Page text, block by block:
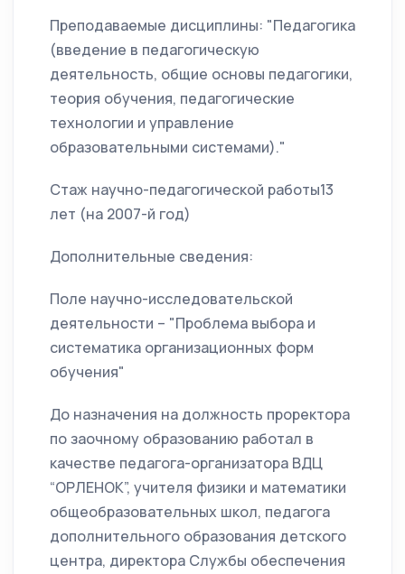
Преподаваемые дисциплины: "Педагогика
(введение в педагогическую
деятельность, общие основы педагогики,
теория обучения, педагогические
технологии и управление
образовательными системами)."
Стаж научно-педагогической работы13
лет (на 2007-й год)
Дополнительные сведения:
Поле научно-исследовательской
деятельности – "Проблема выбора и
систематика организационных форм
обучения"
До назначения на должность проректора
по заочному образованию работал в
качестве педагога-организатора ВДЦ
“ОРЛЕНОК”, учителя физики и математики
общеобразовательных школ, педагога
дополнительного образования детского
центра, директора Службы обеспечения